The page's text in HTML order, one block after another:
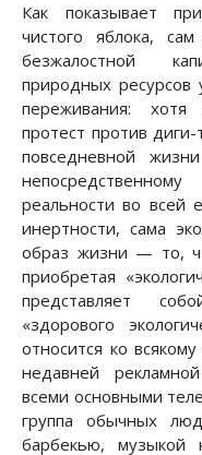
Как показывает
чистого яблока,
безжалостной
природных
переживания: хотя
протест против
повседневной
реальности во всей
инертности, сама
образ жизни — то,
приобретая
представляет
«здорового
относится ко
недавней
всеми основными
группа обычных
барбекью,